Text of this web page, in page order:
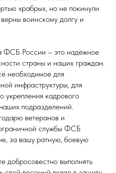
храбрых, но не покинули
воинскому долгу и
ФСБ России – это надёжное
страны и наших граждан.
необходимое для
инфраструктуры, для
укрепления кадрового
подразделений.
ветеранов и
службы ФСБ
за вашу ратную, боевую
добросовестно выполнять